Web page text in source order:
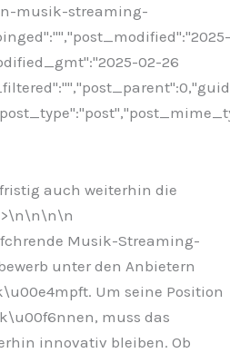
musik-streaming-
02-26
auch weiterhin die
\n\n\n
Musik-Streaming-
unter den Anbietern
Um seine Position
muss das
innovativ bleiben. Ob